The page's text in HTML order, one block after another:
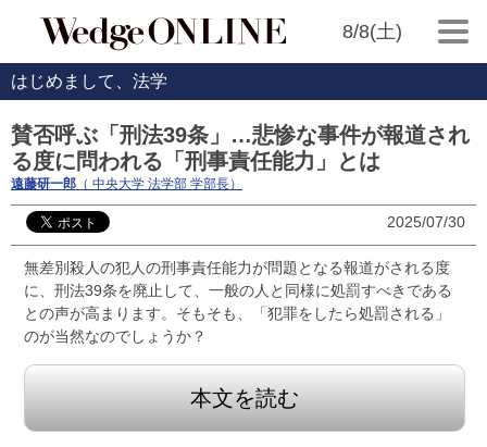
8/8(土)
はじめまして、法学
賛否呼ぶ「刑法39条」…悲惨な事件が報道され
る度に問われる「刑事責任能力」とは
遠藤研一郎 （ 中央大学 法学部 学部長）
2025/07/30
無差別殺人の犯人の刑事責任能力が問題となる報道がされる度
に、刑法39条を廃止して、一般の人と同様に処罰すべきである
との声が高まります。そもそも、「犯罪をしたら処罰される」
のが当然なのでしょうか？
本文を読む